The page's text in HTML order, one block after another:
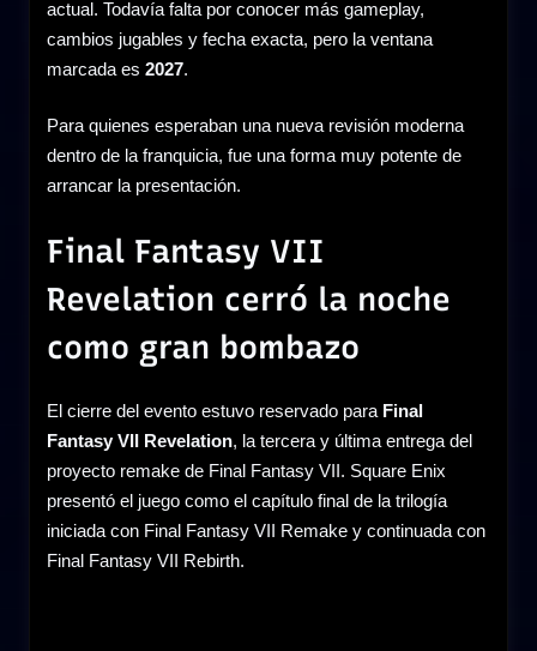
actual. Todavía falta por conocer más gameplay,
cambios jugables y fecha exacta, pero la ventana
marcada es 2027.
Para quienes esperaban una nueva revisión moderna
dentro de la franquicia, fue una forma muy potente de
arrancar la presentación.
Final Fantasy VII
Revelation cerró la noche
como gran bombazo
El cierre del evento estuvo reservado para Final
Fantasy VII Revelation, la tercera y última entrega del
proyecto remake de Final Fantasy VII. Square Enix
presentó el juego como el capítulo final de la trilogía
iniciada con Final Fantasy VII Remake y continuada con
Final Fantasy VII Rebirth.